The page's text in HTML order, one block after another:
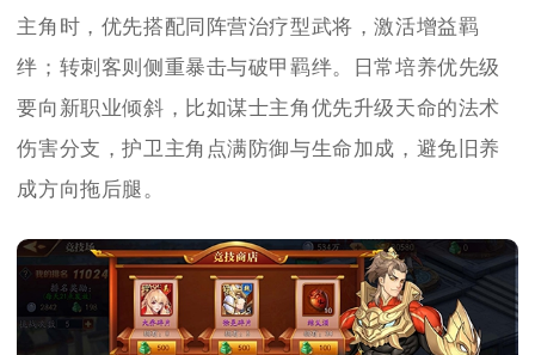
主角时，优先搭配同阵营治疗型武将，激活增益羁
绊；转刺客则侧重暴击与破甲羁绊。日常培养优先级
要向新职业倾斜，比如谋士主角优先升级天命的法术
伤害分支，护卫主角点满防御与生命加成，避免旧养
成方向拖后腿。